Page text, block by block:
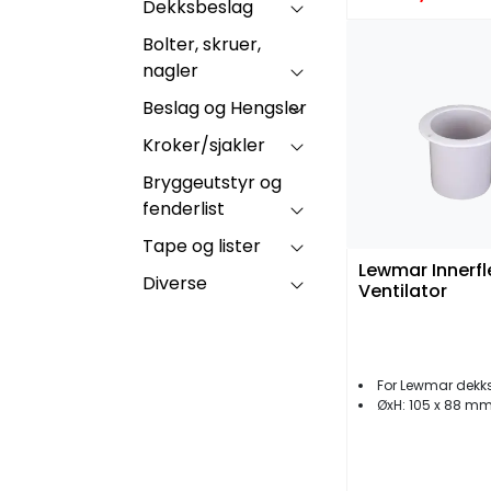
Dekksbeslag
Bolter, skruer,
nagler
Beslag og Hengsler
Kroker/sjakler
Bryggeutstyr og
fenderlist
Tape og lister
Diverse
Lewmar
Ventilator
For Lewmar
ØxH: 105 x 88